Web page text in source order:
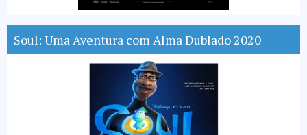
Soul: Uma Aventura com Alma Dublado 2020